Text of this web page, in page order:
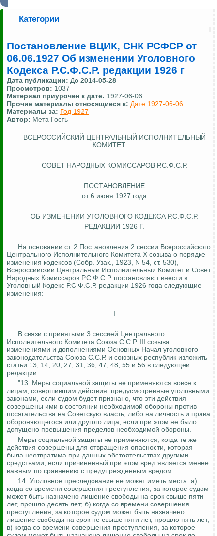
Категории
Постановление ВЦИК, СНК РСФСР от
06.06.1927 Об изменении Уголовного
Кодекса Р.С.Ф.С.Р. редакции 1926 г
Дата публикации: До 2014-05-28
Просмотров: 1037
Материал приурочен к дате: 1927-06-06
Прочие материалы относящиеся к: Дате 1927-06-06
Материалы за: Год 1927
Автор: Мета Гость
ВСЕРОССИЙСКИЙ ЦЕНТРАЛЬНЫЙ ИСПОЛНИТЕЛЬНЫЙ
КОМИТЕТ
СОВЕТ НАРОДНЫХ КОМИССАРОВ Р.С.Ф.С.Р.
ПОСТАНОВЛЕНИЕ
от 6 июня 1927 года
ОБ ИЗМЕНЕНИИ УГОЛОВНОГО КОДЕКСА Р.С.Ф.С.Р.
РЕДАКЦИИ 1926 Г.
На основании ст. 2 Постановления 2 сессии Всероссийского
Центрального Исполнительного Комитета X созыва о порядке
изменения кодексов (Собр. Узак., 1923, N 54, ст. 530),
Всероссийский Центральный Исполнительный Комитет и Совет
Народных Комиссаров Р.С.Ф.С.Р. постановляют внести в
Уголовный Кодекс Р.С.Ф.С.Р. редакции 1926 года следующие
изменения:
I
В связи с принятыми 3 сессией Центрального
Исполнительного Комитета Союза С.С.Р. III созыва
изменениями и дополнениями Основных Начал уголовного
законодательства Союза С.С.Р. и союзных республик изложить
статьи 13, 14, 20, 27, 31, 36, 47, 48, 55 и 56 в следующей
редакции:
"13. Меры социальной защиты не применяются вовсе к
лицам, совершившим действия, предусмотренные уголовными
законами, если судом будет признано, что эти действия
совершены ими в состоянии необходимой обороны против
посягательства на Советскую власть, либо на личность и права
обороняющегося или другого лица, если при этом не было
допущено превышения пределов необходимой обороны.
Меры социальной защиты не применяются, когда те же
действия совершены для отвращения опасности, которая
была неотвратима при данных обстоятельствах другими
средствами, если причиненный при этом вред является менее
важным по сравнению с предупрежденным вредом.
14. Уголовное преследование не может иметь места: а)
когда со времени совершения преступления, за которое судом
может быть назначено лишение свободы на срок свыше пяти
лет, прошло десять лет; б) когда со времени совершения
преступления, за которое судом может быть назначено
лишение свободы на срок не свыше пяти лет, прошло пять лет;
в) когда со времени совершения преступления, за которое